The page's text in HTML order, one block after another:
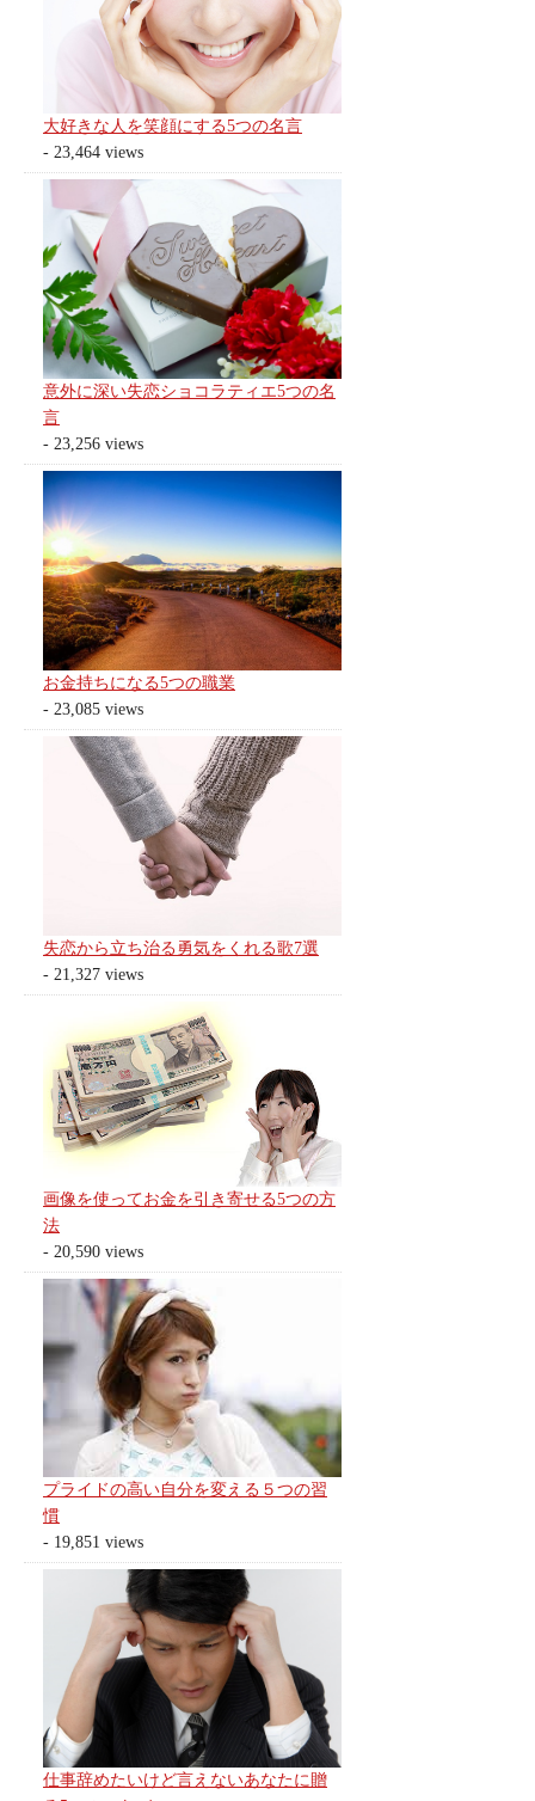
大好きな人を笑顔にする5つの名言
- 23,464 views
意外に深い失恋ショコラティエ5つの名
言
- 23,256 views
お金持ちになる5つの職業
- 23,085 views
失恋から立ち治る勇気をくれる歌7選
- 21,327 views
画像を使ってお金を引き寄せる5つの方
法
- 20,590 views
プライドの高い自分を変える５つの習
慣
- 19,851 views
仕事辞めたいけど言えないあなたに贈